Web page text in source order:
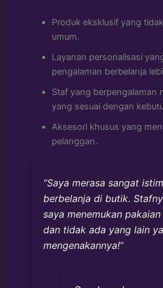
Produk eksklusif yang
umum.
Layanan personalisasi
pengalaman berbelanja
Staf yang berpengalaman
yang sesuai dengan
Aksesori khusus yang
pelanggan.
“Saya merasa sangat
berbelanja di butik.
saya menemukan
dan tidak ada yang lain
mengenakannya!”